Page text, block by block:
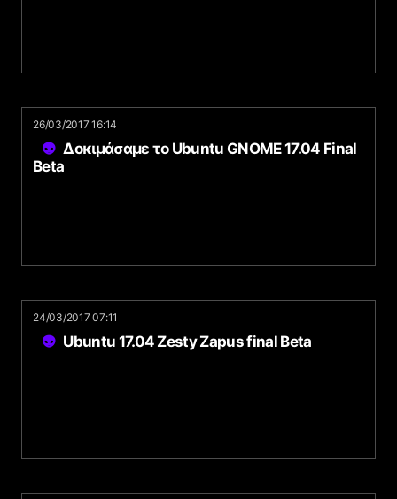
26/03/2017 16:14
Δοκιμάσαμε το Ubuntu GNOME 17.04 Final
Beta
24/03/2017 07:11
Ubuntu 17.04 Zesty Zapus final Beta